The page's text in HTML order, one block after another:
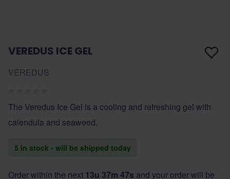
VEREDUS ICE GEL
VEREDUS
The Veredus Ice Gel is a cooling and refreshing gel with
calendula and seaweed.
5 in stock - will be shipped today
Order within the next 13u 37m 47s and your order will be